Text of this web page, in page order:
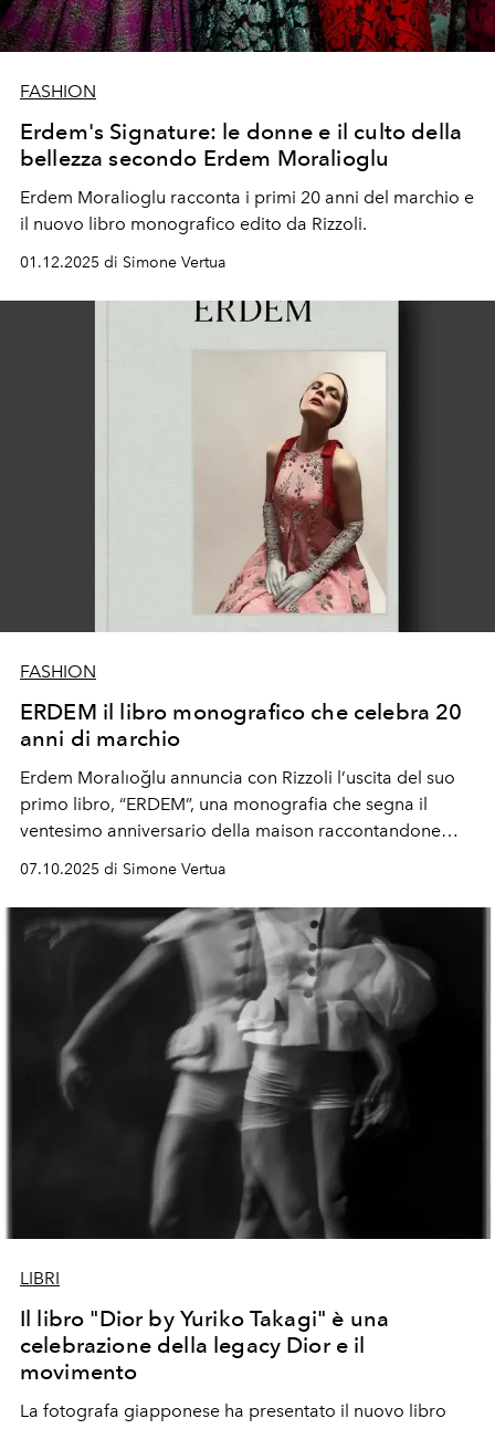
FASHION
Erdem's Signature: le donne e il culto della
bellezza secondo Erdem Moralioglu
Erdem Moralioglu racconta i primi 20 anni del marchio e
il nuovo libro monografico edito da Rizzoli.
01.12.2025 di Simone Vertua
FASHION
ERDEM il libro monografico che celebra 20
anni di marchio
Erdem Moralıoğlu annuncia con Rizzoli l’uscita del suo
primo libro, “ERDEM”, una monografia che segna il
ventesimo anniversario della maison raccontandone
l’universo creativo.
07.10.2025 di Simone Vertua
LIBRI
Il libro "Dior by Yuriko Takagi" è una
celebrazione della legacy Dior e il
movimento
La fotografa giapponese ha presentato il nuovo libro